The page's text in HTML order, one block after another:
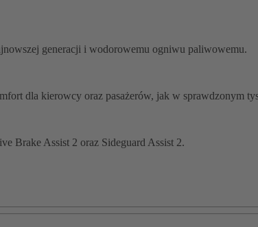
generacji i wodorowemu ogniwu paliwowemu.
dla kierowcy oraz pasażerów, jak w sprawdzonym
Brake Assist 2 oraz Sideguard Assist 2.